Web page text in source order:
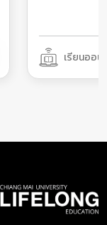
นและบำบัดฟื้นฟู
อธิบายให้นัก
องระบบประสาทที่
จกรรมที่
รทางประสาท
หมายและองค์
ะการมีส่วนร่วม
เรียนออน